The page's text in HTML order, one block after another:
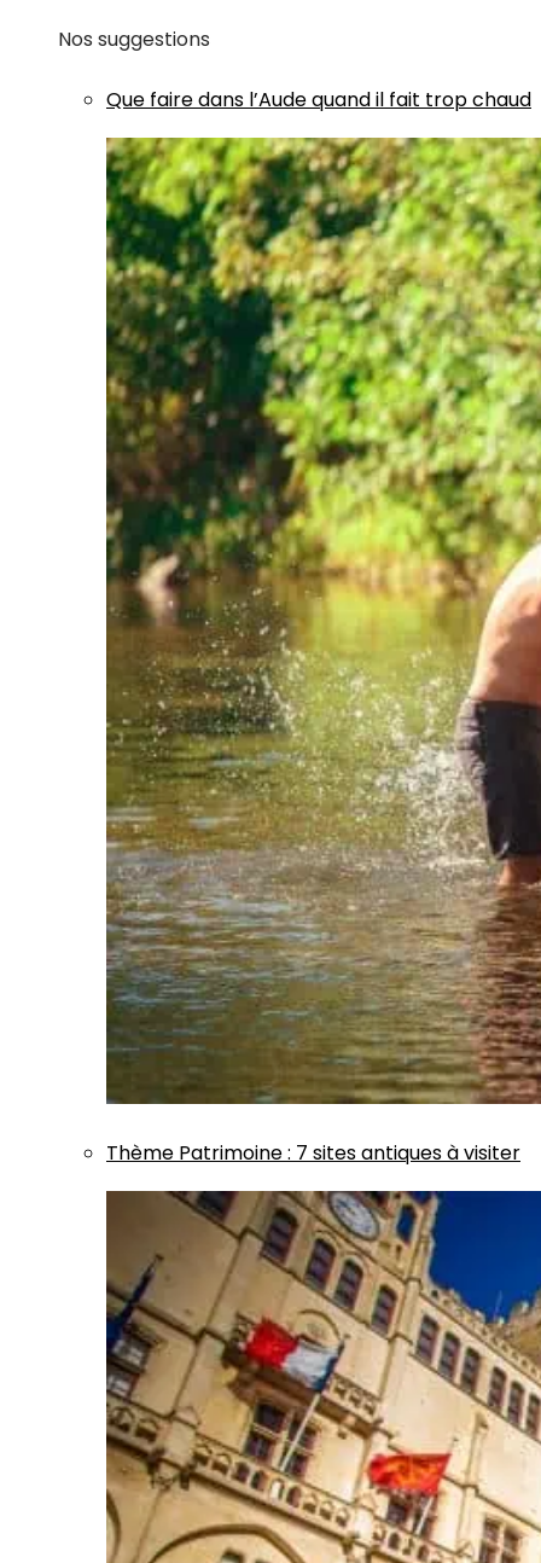
Nos suggestions
Que faire dans l’Aude quand il fait trop chaud
Thème Patrimoine: 7 sites antiques à visiter